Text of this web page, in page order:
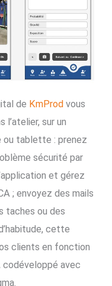
de KmProd vous
l’atelier, sur un
ou tablette : prenez
sécurité par
et gérez
; envoyez des mails
taches ou des
cette
clients en fonction
avec